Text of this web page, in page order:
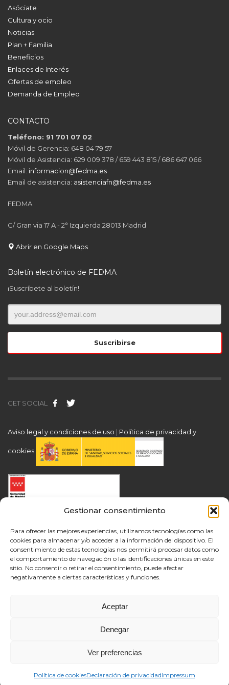
Gestionar consentimiento
Para ofrecer las mejores experiencias, utilizamos tecnologías como las
cookies para almacenar y/o acceder a la información del dispositivo. El
consentimiento de estas tecnologías nos permitirá procesar datos como
el comportamiento de navegación o las identificaciones únicas en este
sitio. No consentir o retirar el consentimiento, puede afectar
negativamente a ciertas características y funciones.
Aceptar
Denegar
Ver preferencias
Política de cookiesDeclaración de privacidadImpressum
Asóciate
Cultura y ocio
Noticias
Plan + Familia
Beneficios
Enlaces de Interés
Ofertas de empleo
Demanda de Empleo
CONTACTO
Teléfono: 91 701 07 02
Móvil de Gerencia: 648 04 79 57
Móvil de Asistencia: 629 009 378 / 659 443 815 / 686 647 066
Email: informacion@fedma.es
Email de asistencia: asistenciafn@fedma.es
FEDMA
C/ Gran via 17 A - 2° Izquierda 28013 Madrid
Abrir en Google Maps
Boletín electrónico de FEDMA
¡Suscríbete al boletín!
GET SOCIAL
Aviso legal y condiciones de uso | Política de privacidad y
cookies